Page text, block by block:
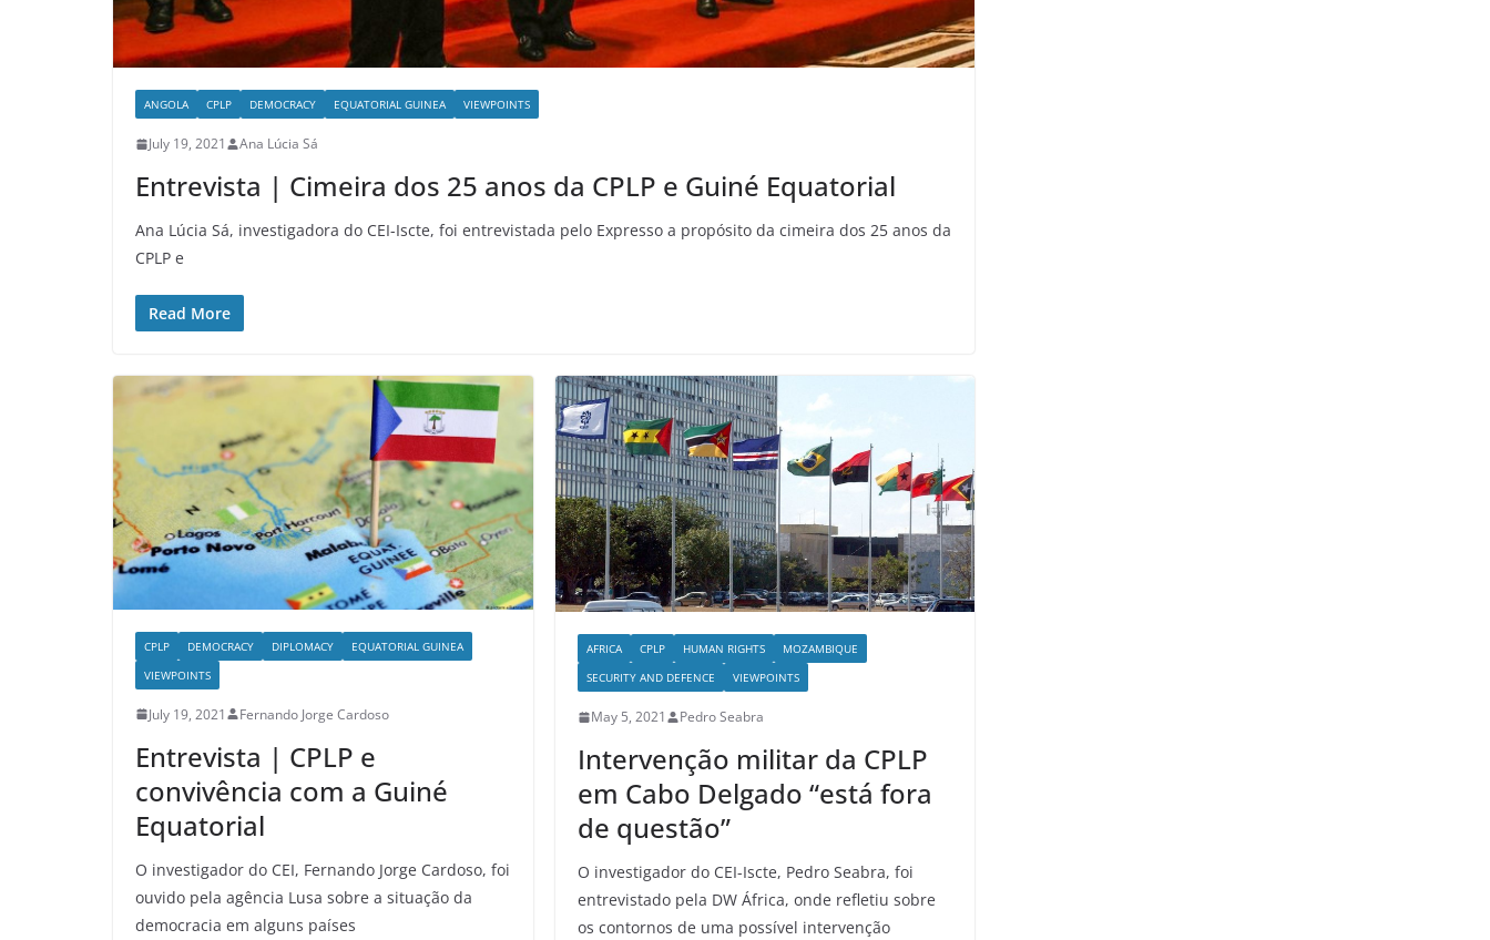
ANGOLA CPLP DEMOCRACY EQUATORIAL GUINEA VIEWPOINTS
July 19, 2021 Ana Lúcia Sá
Entrevista | Cimeira dos 25 anos da CPLP e Guiné Equatorial
Ana Lúcia Sá, investigadora do CEI-Iscte, foi entrevistada pelo Expresso a propósito da cimeira dos 25 anos da
CPLP e
Read More
CPLP DEMOCRACY DIPLOMACY
EQUATORIAL GUINEA
VIEWPOINTS
July 19, 2021 Fernando Jorge Cardoso
Entrevista | CPLP e
convivência com a Guiné
Equatorial
O investigador do CEI, Fernando Jorge Cardoso, foi
ouvido pela agência Lusa sobre a situação da
democracia em alguns países
AFRICA CPLP HUMAN RIGHTS
MOZAMBIQUE
SECURITY AND DEFENCE
VIEWPOINTS
May 5, 2021 Pedro Seabra
Intervenção militar da CPLP
em Cabo Delgado “está fora
de questão”
O investigador do CEI-Iscte, Pedro Seabra, foi
entrevistado pela DW África, onde refletiu sobre
os contornos de uma possível intervenção